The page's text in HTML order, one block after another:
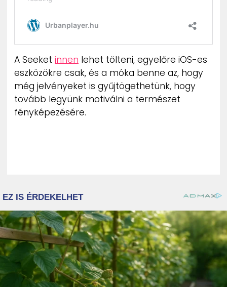
A Seeket innen lehet tölteni, egyelőre iOS-es
eszközökre csak, és a móka benne az, hogy
még jelvényeket is gyűjtögethetünk, hogy
tovább legyünk motiválni a természet
fényképezésére.